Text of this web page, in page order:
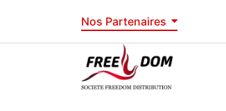
Nos Partenaires